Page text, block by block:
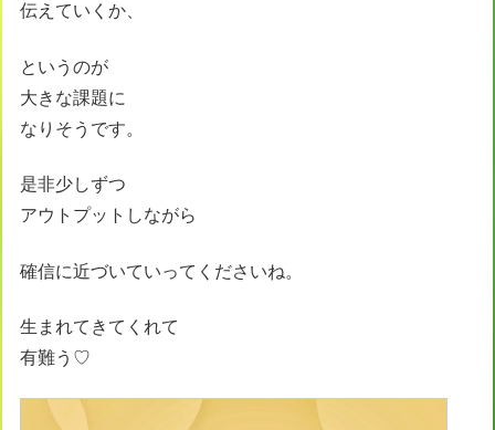
伝えていくか、
というのが
大きな課題に
なりそうです。
是非少しずつ
アウトプットしながら
確信に近づいていってくださいね。
生まれてきてくれて
有難う♡